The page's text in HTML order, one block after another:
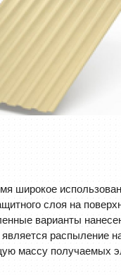
широкое
слоя на
варианты
распыление
массу получаемых